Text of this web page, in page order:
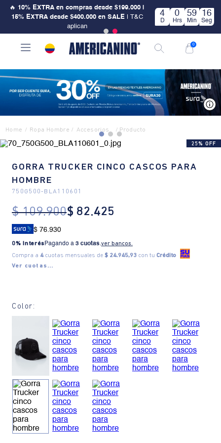
🔥 10% EXTRA en compras desde $199.000 |
15% EXTRA desde $400.000 en SALE| T&C
aplican
4
D
0
Hrs
59
Min
16
Seg
0
Ropa Hombre Accesorios
25% OFF
GORRA TRUCKER CINCO CASCOS PARA
HOMBRE
750G500- BLA110601
$ 109.900$ 82.425
$ 76.930
0% Interés Pagando a 3 cuotas.ver bancos.
Compra a 4cuotas mensuales de $ 24.945,93 con tu Crédito
Ver cuotas...
Color: